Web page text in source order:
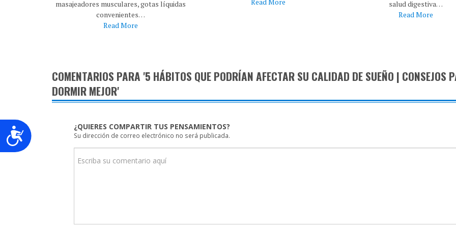
Accesibilidad
masajeadores musculares, gotas líquidas
convenientes…
Read More
salud digestiva…
Read More
COMENTARIOS PARA '5 HÁBITOS QUE PODRÍAN AFECTAR SU CALIDAD DE SUEÑO | CONSEJOS
DORMIR MEJOR'
¿QUIERES COMPARTIR TUS PENSAMIENTOS?
Su dirección de correo electrónico no será publicada.